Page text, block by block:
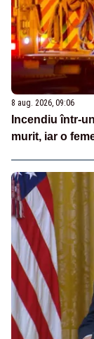
8 aug. 2026, 09:06
Incendiu într-
murit, iar o